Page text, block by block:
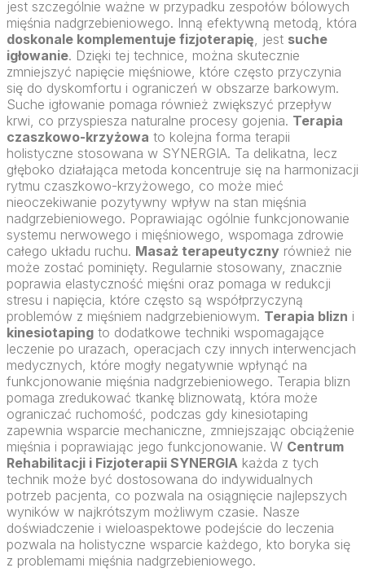
jest szczególnie ważne w przypadku zespołów bólowych
mięśnia nadgrzebieniowego. Inną efektywną metodą, która
doskonale komplementuje fizjoterapię, jest suche
igłowanie. Dzięki tej technice, można skutecznie
zmniejszyć napięcie mięśniowe, które często przyczynia
się do dyskomfortu i ograniczeń w obszarze barkowym.
Suche igłowanie pomaga również zwiększyć przepływ
krwi, co przyspiesza naturalne procesy gojenia. Terapia
czaszkowo-krzyżowa to kolejna forma terapii
holistyczne stosowana w SYNERGIA. Ta delikatna, lecz
głęboko działająca metoda koncentruje się na harmonizacji
rytmu czaszkowo-krzyżowego, co może mieć
nieoczekiwanie pozytywny wpływ na stan mięśnia
nadgrzebieniowego. Poprawiając ogólnie funkcjonowanie
systemu nerwowego i mięśniowego, wspomaga zdrowie
całego układu ruchu. Masaż terapeutyczny również nie
może zostać pominięty. Regularnie stosowany, znacznie
poprawia elastyczność mięśni oraz pomaga w redukcji
stresu i napięcia, które często są współprzyczyną
problemów z mięśniem nadgrzebieniowym. Terapia blizn i
kinesiotaping to dodatkowe techniki wspomagające
leczenie po urazach, operacjach czy innych interwencjach
medycznych, które mogły negatywnie wpłynąć na
funkcjonowanie mięśnia nadgrzebieniowego. Terapia blizn
pomaga zredukować tkankę bliznowatą, która może
ograniczać ruchomość, podczas gdy kinesiotaping
zapewnia wsparcie mechaniczne, zmniejszając obciążenie
mięśnia i poprawiając jego funkcjonowanie. W Centrum
Rehabilitacji i Fizjoterapii SYNERGIA każda z tych
technik może być dostosowana do indywidualnych
potrzeb pacjenta, co pozwala na osiągnięcie najlepszych
wyników w najkrótszym możliwym czasie. Nasze
doświadczenie i wieloaspektowe podejście do leczenia
pozwala na holistyczne wsparcie każdego, kto boryka się
z problemami mięśnia nadgrzebieniowego.